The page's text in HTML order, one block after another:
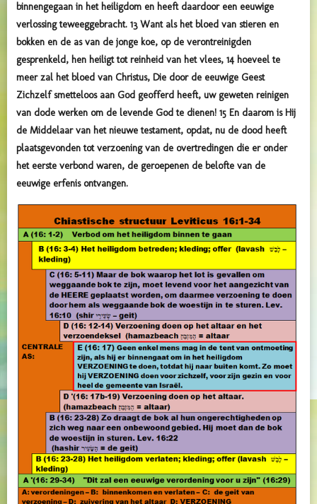
binnengegaan in het heiligdom en heeft daardoor een eeuwige
verlossing teweeggebracht. 13 Want als het bloed van stieren en
bokken en de as van de jonge koe, op de verontreinigden
gesprenkeld, hen heiligt tot reinheid van het vlees, 14 hoeveel te
meer zal het bloed van Christus, Die door de eeuwige Geest
Zichzelf smetteloos aan God geofferd heeft, uw geweten reinigen
van dode werken om de levende God te dienen! 15 En daarom is Hij
de Middelaar van het nieuwe testament, opdat, nu de dood heeft
plaatsgevonden tot verzoening van de overtredingen die er onder
het eerste verbond waren, de geroepenen de belofte van de
eeuwige erfenis ontvangen.